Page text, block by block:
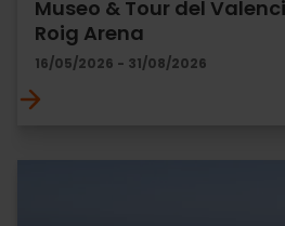
Museo & Tour del
Roig Arena
16/05/2026 - 31/08/2026